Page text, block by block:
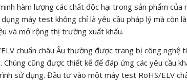
hàm lượng các chất độc hại trong sản phẩm
dụng máy test không chỉ là yêu cầu pháp lý mà còn
và mở rộng thị trường xuất khẩu.
chuẩn châu Âu thường được trang bị công nghệ
Chúng cũng được thiết kế để đáp ứng các yêu cầu
sử dụng. Đầu tư vào một máy test RoHS/ELV